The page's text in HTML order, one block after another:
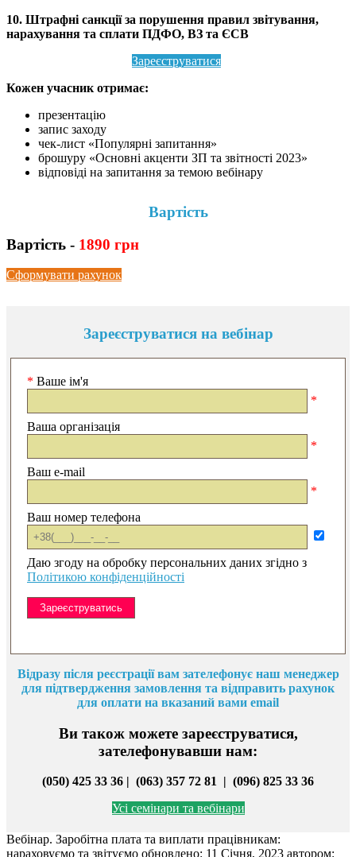
10. Штрафні санкції за порушення правил звітування,
нарахування та сплати ПДФО, ВЗ та ЄСВ
Зареєструватися
Кожен учасник отримає:
презентацію
запис заходу
чек-лист «Популярні запитання»
брошуру «Основні акценти ЗП та звітності 2023»
відповіді на запитання за темою вебінару
Вартість
Вартість - 1890 грн
Сформувати рахунок
Зареєструватися на вебінар
* Ваше ім'я
*
Ваша організація
*
Ваш e-mail
*
Ваш номер телефона
Даю згоду на обробку персональних даних згідно з
Політикою конфіденційності
Відразу після реєстрації вам зателефонує наш менеджер
для підтвердження замовлення та відправить рахунок
для оплати на вказаний вами email
Ви також можете зареєструватися,
зателефонувавши нам:
(050) 425 33 36 | (063) 357 72 81 | (096) 825 33 36
Усі семінари та вебінари
Вебінар. Заробітна плата та виплати працівникам:
нараховуємо та звітуємо обновлено: 11 Січня, 2023 автором: